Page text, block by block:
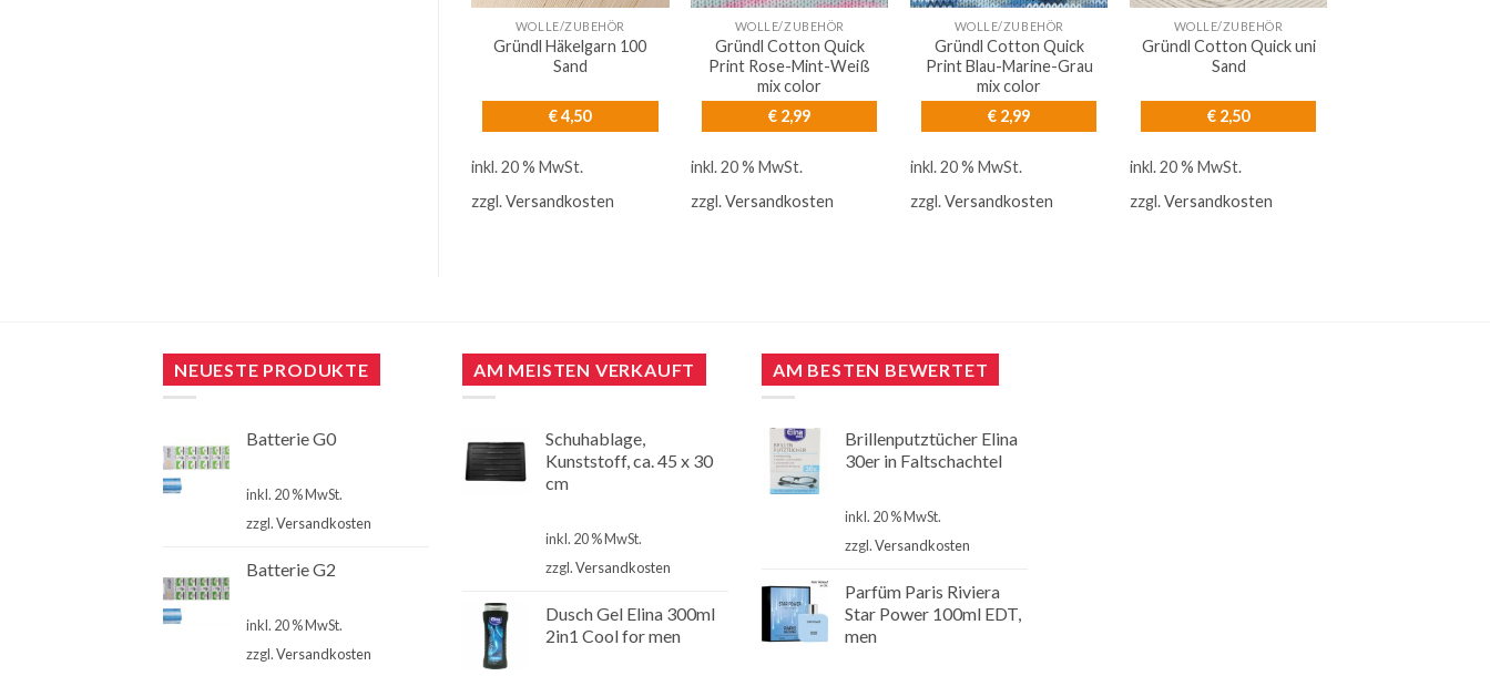
WOLLE/ZUBEHÖR
Gründl Häkelgarn 100
Sand
€4,50
inkl. 20 % MwSt.
zzgl.Versandkosten
WOLLE/ZUBEHÖR
Gründl Cotton Quick
Print Rose-Mint-Weiß
mix color
€ 2,99
inkl. 20 % MwSt.
zzgl.Versandkosten
WOLLE/ZUBEHÖR
Gründl Cotton Quick
Print Blau-Marine-Grau
mix color
€ 2,99
inkl. 20 % MwSt.
zzgl.Versandkosten
WOLLE/ZUBEHÖR
Gründl Cotton Quick uni
Sand
€ 2,50
inkl. 20 % MwSt.
zzgl.Versandkosten
NEUESTE PRODUKTE
Batterie G0
inkl. 20 % MwSt.
zzgl.Versandkosten
Batterie G2
inkl. 20 % MwSt.
zzgl.Versandkosten
AM MEISTEN VERKAUFT
Schuhablage,
Kunststoff, ca. 45 x 30
cm
inkl. 20 % MwSt.
zzgl.Versandkosten
Dusch Gel Elina 300ml
2in1 Cool for men
AM BESTEN BEWERTET
Brillenputztücher Elina
30er in Faltschachtel
inkl. 20 % MwSt.
zzgl.Versandkosten
Parfüm Paris Riviera
Star Power 100ml EDT,
men